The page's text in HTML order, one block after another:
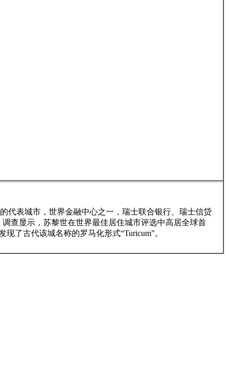
代表城市，世界金融中心之一，瑞士联合银行、瑞士信贷
查显示，苏黎世在世界最佳居住城市评选中高居全球首
了古代该城名称的罗马化形式“Turicum”。